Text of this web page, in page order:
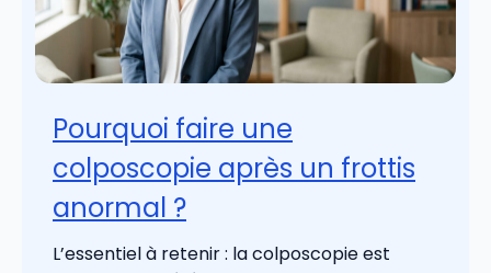
Pourquoi faire une
colposcopie après un frottis
anormal ?
L’essentiel à retenir : la colposcopie est